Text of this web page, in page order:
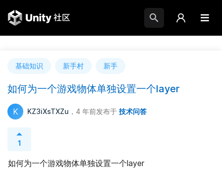
基础知识 新手村 新手
如何为一个游戏物体单独设置一个layer
K KZ3iXsTXZu ，4 年前发布于 技术问答
1
如何为一个游戏物体单独设置一个layer